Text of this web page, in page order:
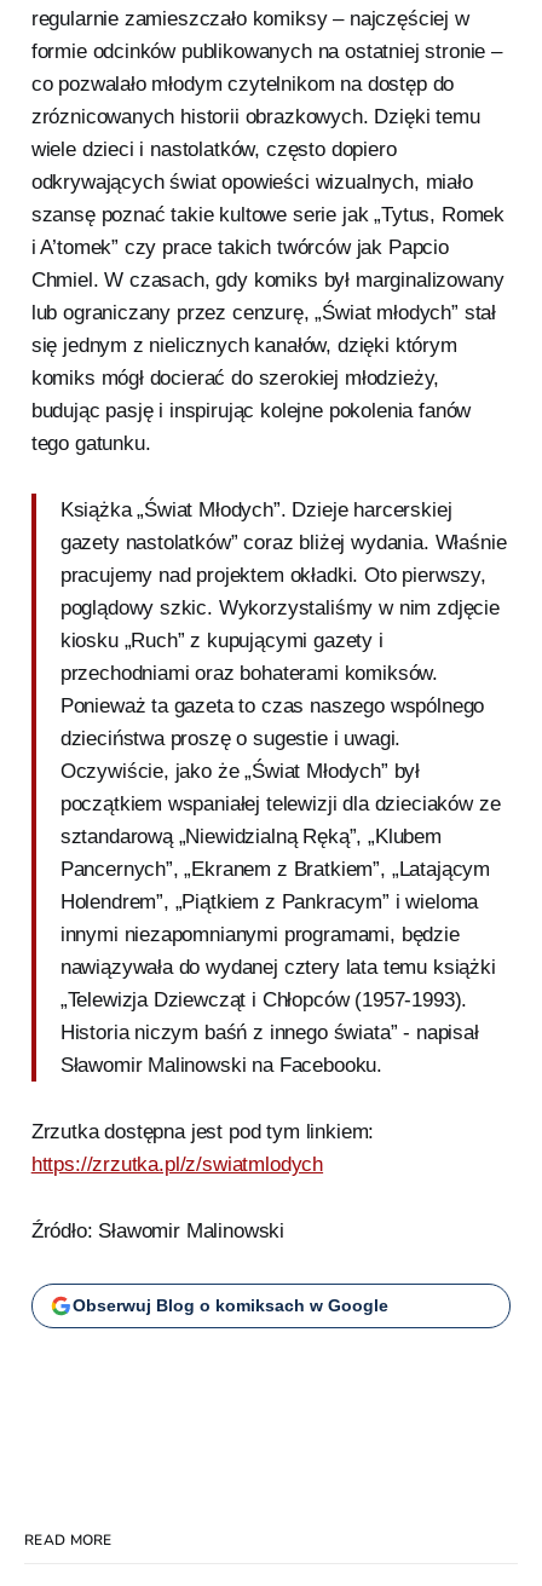
regularnie zamieszczało komiksy – najczęściej w
formie odcinków publikowanych na ostatniej stronie –
co pozwalało młodym czytelnikom na dostęp do
zróznicowanych historii obrazkowych. Dzięki temu
wiele dzieci i nastolatków, często dopiero
odkrywających świat opowieści wizualnych, miało
szansę poznać takie kultowe serie jak „Tytus, Romek
i A’tomek” czy prace takich twórców jak Papcio
Chmiel. W czasach, gdy komiks był marginalizowany
lub ograniczany przez cenzurę, „Świat młodych” stał
się jednym z nielicznych kanałów, dzięki którym
komiks mógł docierać do szerokiej młodzieży,
budując pasję i inspirując kolejne pokolenia fanów
tego gatunku.
Książka „Świat Młodych”. Dzieje harcerskiej
gazety nastolatków” coraz bliżej wydania. Właśnie
pracujemy nad projektem okładki. Oto pierwszy,
poglądowy szkic. Wykorzystaliśmy w nim zdjęcie
kiosku „Ruch” z kupującymi gazety i
przechodniami oraz bohaterami komiksów.
Ponieważ ta gazeta to czas naszego wspólnego
dzieciństwa proszę o sugestie i uwagi.
Oczywiście, jako że „Świat Młodych” był
początkiem wspaniałej telewizji dla dzieciaków ze
sztandarową „Niewidzialną Ręką”, „Klubem
Pancernych”, „Ekranem z Bratkiem”, „Latającym
Holendrem”, „Piątkiem z Pankracym” i wieloma
innymi niezapomnianymi programami, będzie
nawiązywała do wydanej cztery lata temu książki
„Telewizja Dziewcząt i Chłopców (1957-1993).
Historia niczym baśń z innego świata” - napisał
Sławomir Malinowski na Facebooku.
Zrzutka dostępna jest pod tym linkiem:
https://zrzutka.pl/z/swiatmlodych
Źródło: Sławomir Malinowski
Obserwuj Blog o komiksach w Google
READ MORE